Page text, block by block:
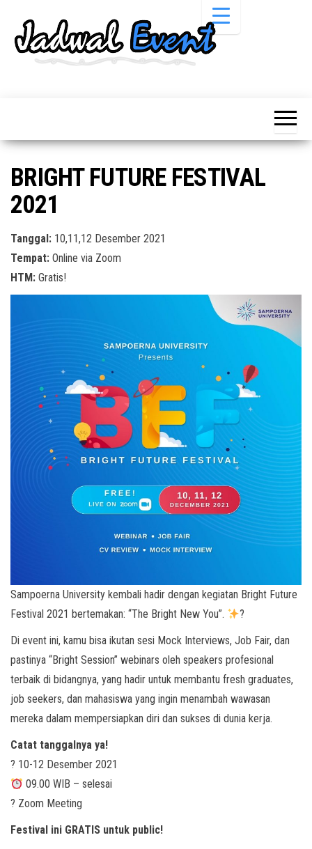
Pameran,
Acara &
Promo
Pameran,
Bazaar,
Workshop,
BRIGHT FUTURE FESTIVAL
2021
Tanggal: 10,11,12 Desember 2021
Tempat: Online via Zoom
HTM: Gratis!
Sampoerna University kembali hadir dengan kegiatan Bright Future
Festival 2021 bertemakan: “The Bright New You”.
?
Di event ini, kamu bisa ikutan sesi Mock Interviews, Job Fair, dan
pastinya “Bright Session” webinars oleh speakers profesional
terbaik di bidangnya, yang hadir untuk membantu fresh graduates,
job seekers, dan mahasiswa yang ingin menambah wawasan
mereka dalam mempersiapkan diri dan sukses di dunia kerja.
Catat tanggalnya ya!
? 10-12 Desember 2021
09.00 WIB – selesai
? Zoom Meeting
Festival ini GRATIS untuk public!